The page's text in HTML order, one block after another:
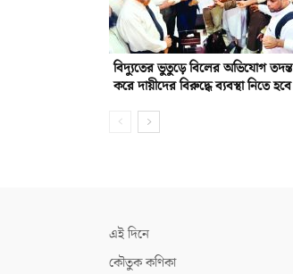
বিদ্যুতের ভুতুড়ে বিলের অভিযোগ তদন্ত
করে দায়ীদের বিরুদ্ধে ব্যবস্থা নিতে হবে
এই দিনে
কৌতুক কণিকা